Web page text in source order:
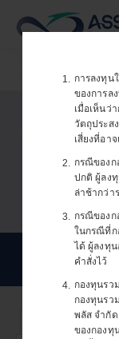
1. การลงทุน
ของการล
เมื่อเห็นว่
วัตถุประส
เสี่ยงที่อา
2. กรณีของก
ปกติ ผู้ลง
ล่าช้ากว่า
3. กรณีของก
ในกรณีที่ก
ได้ ผู้ลงทุ
คำสั่งไว้
4. กองทุนรว
กองทุนรว
พลัส จำกั
ของกองทุ
การใช้และ
เว็บไซต์ของบริ
ประสบการณ์กา
ศึกษารายละเอี
ของบริษัทฯ ได้ที่
ASP-POINTAI-UI-
กองทุนเปิด แอ
เฮดจ์ฟันด์ ห้า
ข้อมูลกองทุน เ